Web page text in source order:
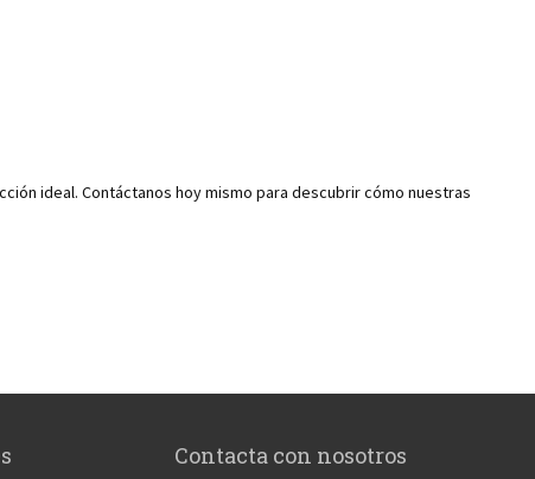
ideal. Contáctanos hoy mismo para descubrir cómo nuestras
Contacta con nosotros